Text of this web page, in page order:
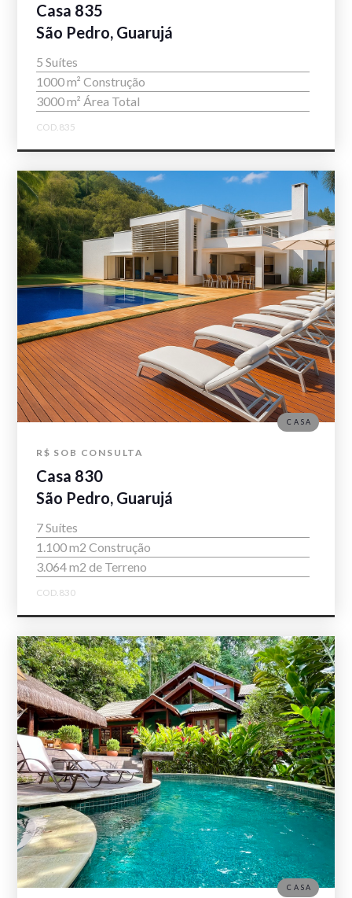
Casa 835
São Pedro, Guarujá
5 Suítes
1000 m² Construção
3000 m² Área Total
COD.835
R$ SOB CONSULTA
Casa 830
São Pedro, Guarujá
7 Suítes
1.100 m2 Construção
3.064 m2 de Terreno
COD.830
CASA
CASA